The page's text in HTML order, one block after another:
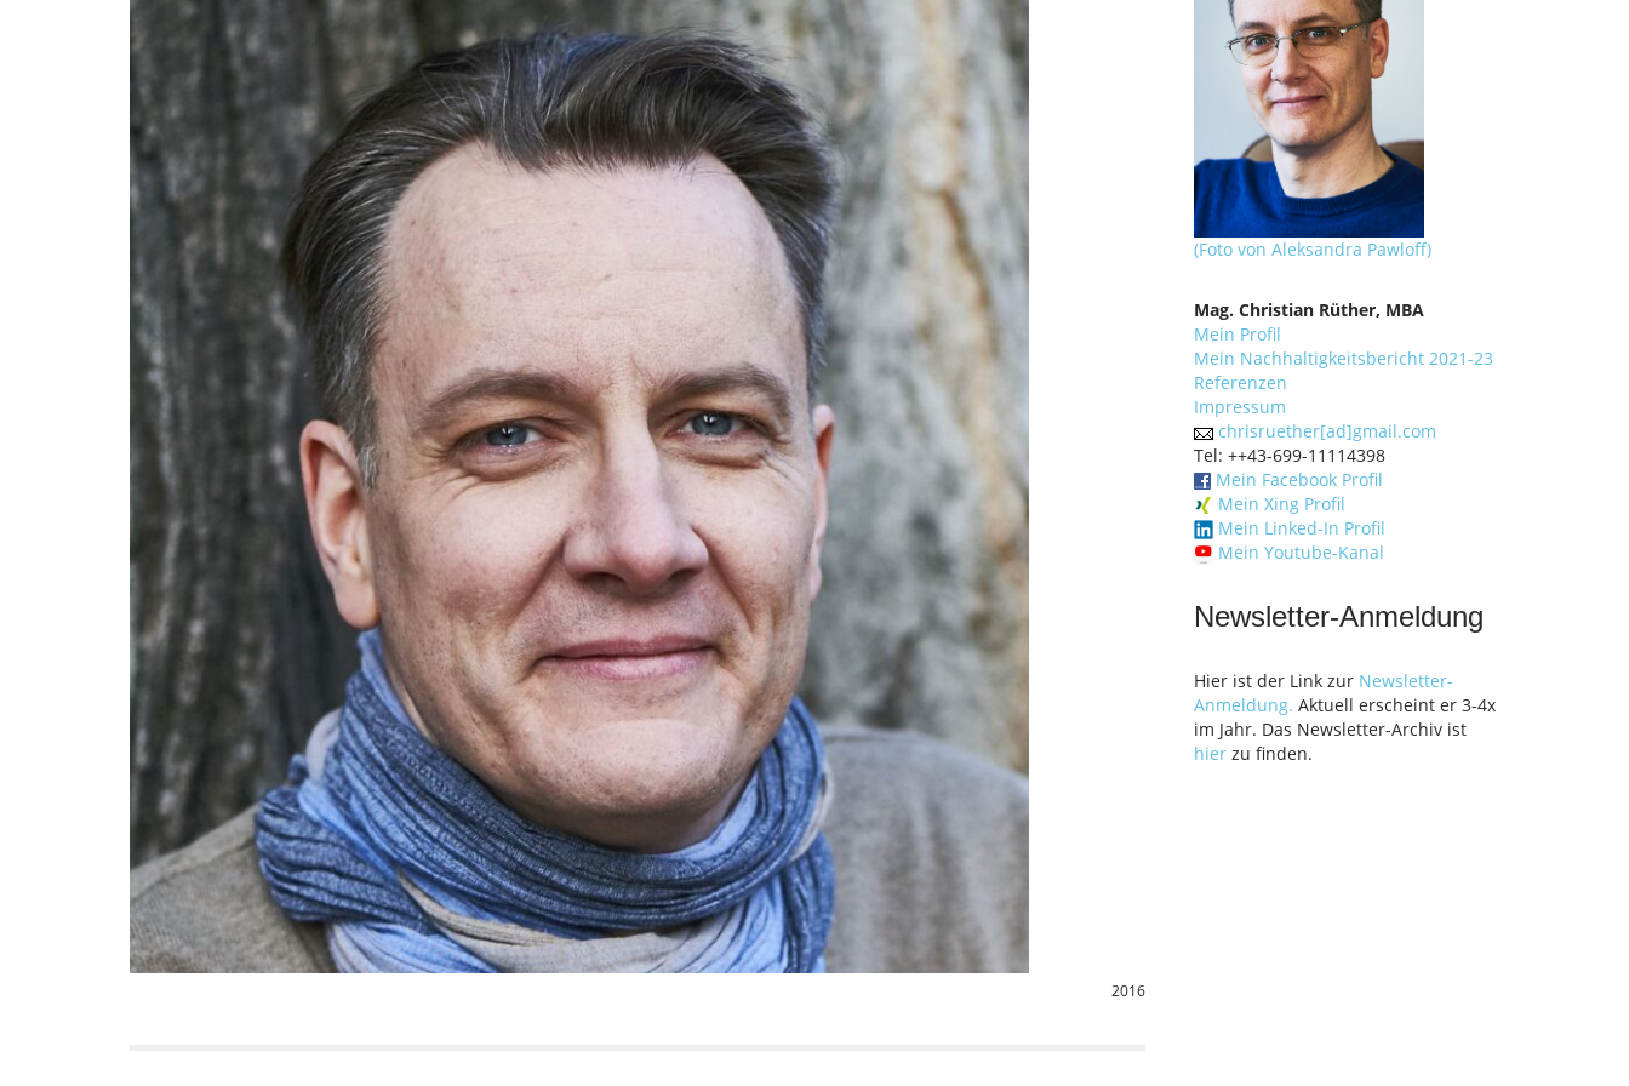
2016
(Foto von Aleksandra Pawloff)
Mag. Christian Rüther, MBA
Mein Profil
Mein Nachhaltigkeitsbericht 2021-23
Referenzen
Impressum
chrisruether[ad]gmail.com
Tel: ++43-699-11114398
Mein Facebook Profil
Mein Xing Profil
Mein Linked-In Profil
Mein Youtube-Kanal
Newsletter-Anmeldung
Hier ist der Link zur Newsletter-
Anmeldung. Aktuell erscheint er 3-4x
im Jahr. Das Newsletter-Archiv ist
hierzu finden.